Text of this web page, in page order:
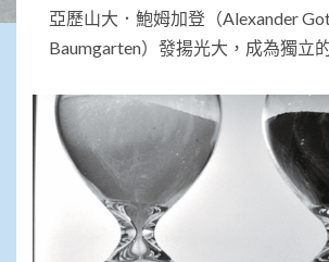
亞歷山大．鮑姆加登（Alexander
Baumgarten）發揚光大，成為獨立